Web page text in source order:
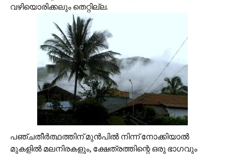
വഴിയൊരിക്കലും തെറ്റില്ല.
പഞ്ചതീര്‍ത്ഥത്തിന് മുന്‍പില്‍ നിന്ന് നോക്കിയാല്‍
മുകളില്‍ മലനിരകളും, ക്ഷേത്രത്തിന്റെ ഒരു ഭാഗവും